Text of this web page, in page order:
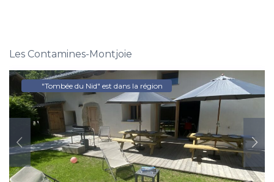
Les Contamines-Montjoie
"Tombée du Nid" est dans la région